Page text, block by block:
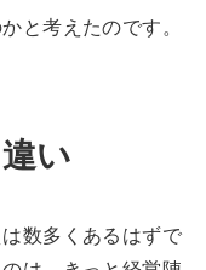
と考えたのです。
い
数多くあるはずで